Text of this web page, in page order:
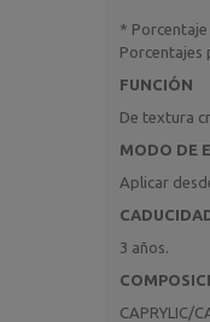
*
Porcentajes
FUNCIÓN
De textura
MODO DE
Aplicar
3 años.
CAPRYLIC/